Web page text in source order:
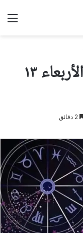
توقعات الأبراج ليوم الأربعاء ١٣
2 دقائق